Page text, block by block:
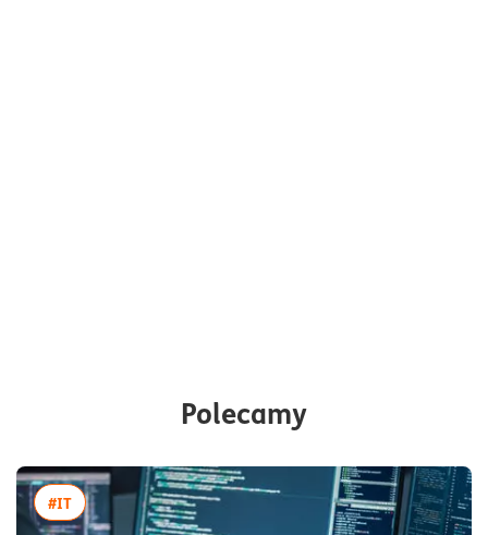
Polecamy
#ITwięcej artykułów z tagiem:#IT